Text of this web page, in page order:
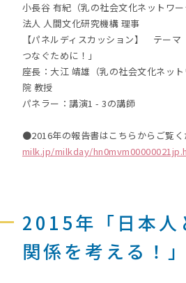
小長谷 有紀（乳の社会文化ネットワ
法人 人間文化研究機構 理事
【パネルディスカッション】 テーマ
つなぐために！」
座長：大江 靖雄（乳の社会文化ネッ
院 教授
パネラー：講演1 - 3の講師
●2016年の報告書はこちらからご覧
milk.jp/milkday/
2015年「日本人
関係を考える！」